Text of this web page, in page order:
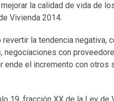
la calidad de vida de
Vivienda 2014.
la tendencia negativa,
con
el incremento con otros